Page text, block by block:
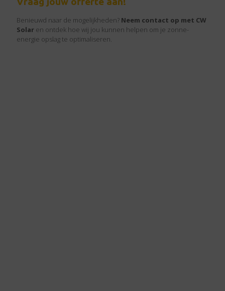
Benieuwd naar de mogelijkheden? Neem contact op met CW
Solar en ontdek hoe wij jou kunnen helpen om je zonne-
energie opslag te optimaliseren.